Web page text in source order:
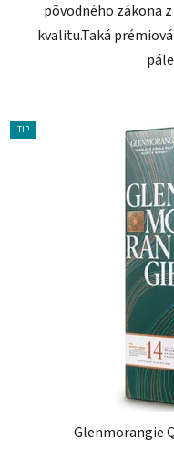
pôvodného zákona
kvalitu.Taká
TIP
Glenmorangie